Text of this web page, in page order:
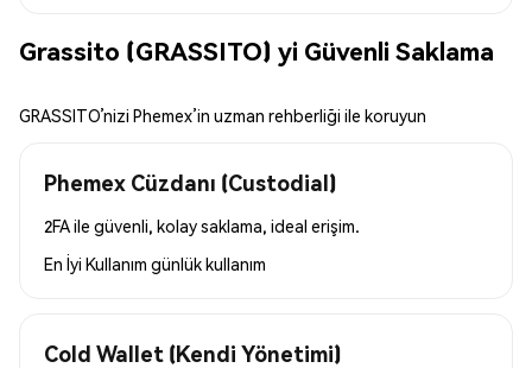
Grassito (GRASSITO) yi Güvenli Saklama
GRASSITO’nizi Phemex’in uzman rehberliği ile koruyun
Phemex Cüzdanı (Custodial)
2FA ile güvenli, kolay saklama, ideal erişim.
En İyi Kullanım günlük kullanım
Cold Wallet (Kendi Yönetimi)